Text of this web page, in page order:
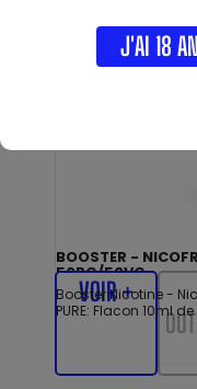
J'AI 18
BOOSTER -
50PG/50VG
Booster Nicotine -
PURE: Flacon 10ml
VOIR +